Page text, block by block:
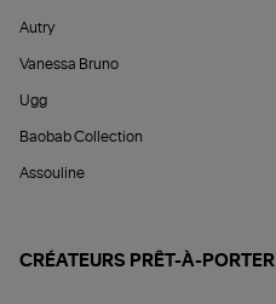
Autry
Vanessa Bruno
Ugg
Baobab Collection
Assouline
CRÉATEURS PRÊT-À-PORTER